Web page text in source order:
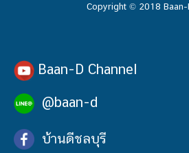
Copyright © 2018
Baan-D Channel
@baan-d
บ้านดีชลบุรี